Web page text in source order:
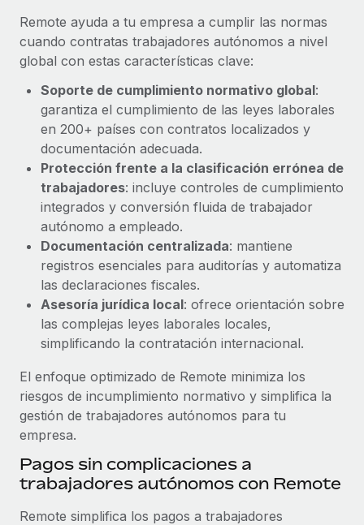
Gestión de dispositivos
Proporciona dispositivos tecnológicos y contrólalos
en todo el mundo.
Apertura de entidades
Abre entidades conforme a la legalidad enseguida.
Movilidad y reubicación
Reubica a los empleados con facilidad.
Prestaciones
Gestiona las prestaciones de los empleados sin
complicaciones.
Impuestos
Explora el blog
BLOG
Novedades de producto de Remote:
Integraciones con Gusto y Xero y Contractor
Management Plus
La misión de Remote sigue siendo ayudar a empresas de
todos los tamaños a contratar, gestionar y...
Más información
Pento se convierte en un empleador equitativo
con Remote
Gestionar las nóminas internamente es complicado. Tardas
semanas en hacerlo manualmente y, al mes...
Más información
Remote ayuda a tu empresa a cumplir las normas
cuando contratas trabajadores autónomos a nivel
global con estas características clave:
Soporte de cumplimiento normativo global:
garantiza el cumplimiento de las leyes laborales
en 200+ países con contratos localizados y
documentación adecuada.
Protección frente a la clasificación errónea de
trabajadores: incluye controles de cumplimiento
integrados y conversión fluida de trabajador
autónomo a empleado.
Documentación centralizada: mantiene
registros esenciales para auditorías y automatiza
las declaraciones fiscales.
Asesoría jurídica local: ofrece orientación sobre
las complejas leyes laborales locales,
simplificando la contratación internacional.
El enfoque optimizado de Remote minimiza los
riesgos de incumplimiento normativo y simplifica la
gestión de trabajadores autónomos para tu
empresa.
Pagos sin complicaciones a
trabajadores autónomos con Remote
Remote simplifica los pagos a trabajadores